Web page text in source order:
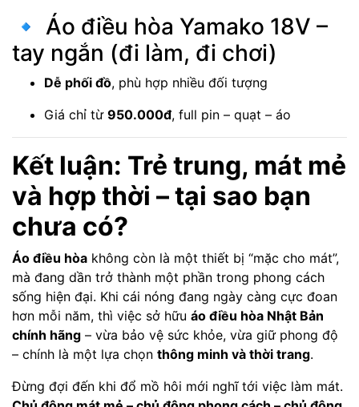
🔹 Áo điều hòa Yamako 18V –
tay ngắn (đi làm, đi chơi)
Dễ phối đồ, phù hợp nhiều đối tượng
Giá chỉ từ 950.000đ, full pin – quạt – áo
Kết luận: Trẻ trung, mát mẻ
và hợp thời – tại sao bạn
chưa có?
Áo điều hòa không còn là một thiết bị “mặc cho mát”,
mà đang dần trở thành một phần trong phong cách
sống hiện đại. Khi cái nóng đang ngày càng cực đoan
hơn mỗi năm, thì việc sở hữu áo điều hòa Nhật Bản
chính hãng – vừa bảo vệ sức khỏe, vừa giữ phong độ
– chính là một lựa chọn thông minh và thời trang.
Đừng đợi đến khi đổ mồ hôi mới nghĩ tới việc làm mát.